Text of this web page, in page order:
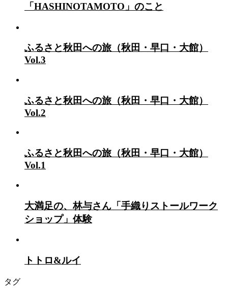
「HASHINOTAMOTO」のこと
ふるさと秋田への旅（秋田・早口・大館）
Vol.3
ふるさと秋田への旅（秋田・早口・大館）
Vol.2
ふるさと秋田への旅（秋田・早口・大館）
Vol.1
大満足の、林与さん「手織りストールワーク
ショップ」体験
トトロ&ルイ
タグ